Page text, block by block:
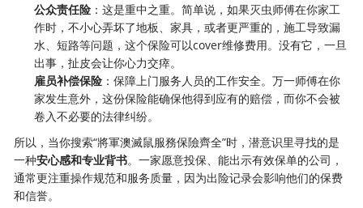
公众责任险 ：这是重中之重。简单说，如果灭虫师傅在你家工
作时，不小心弄坏了地板、家具，或者更严重的，施工导致漏
水、短路等问题，这个保险可以cover维修费用。没有它，一旦
出事，扯皮会让你心力交瘁。
雇员补偿保险 ：保障上门服务人员的工作安全。万一师傅在你
家发生意外，这份保险能确保他得到应有的赔偿，而你不会被
卷入不必要的法律纠纷。
所以，当你搜索“將軍澳滅鼠服務保險齊全”时，潜意识里寻找的是
一种安心感和专业背书。一家愿意投保、能出示有效保单的公司，
通常更注重操作规范和服务质量，因为出险记录会影响他们的保费
和信誉。